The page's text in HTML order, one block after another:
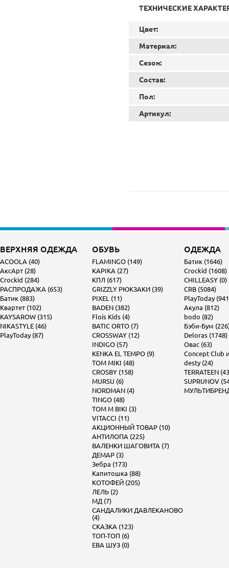
ТЕХНИЧЕСКИЕ
Цвет:
Материал:
Сезон:
Состав:
Пол:
Артикул:
ВЕРХНЯЯ ОДЕЖДА
ACOOLA (40)
АксАрт (28)
Crockid (284)
РАСПРОДАЖА (653)
Батик (883)
Квартет (102)
KAYSAROW (315)
NIKASTYLE (46)
PlayToday (87)
ОБУВЬ
FLAMINGO (149)
KAPIKA (27)
КПЛ (617)
GRIZZLY РЮКЗАКИ (39)
PIXEL (11)
BADEN (382)
Flois Kids (4)
BATIC ORTO (7)
CROSSWAY (12)
INDIGO (57)
KENKA EL TEMPO (9)
TOM MIKI (48)
CROSBY (158)
MURSU (6)
NORDMAN (4)
TINGO (48)
TOM M BIKI (3)
VITACCI (11)
АКЦИОННЫЙ ТОВАР (10)
АНТИЛОПА (225)
ВАЛЕНКИ ШАГОВИТА (7)
ДЕМАР (3)
Зебра (173)
Капитошка (88)
КОТОФЕЙ (205)
ЛЕЛЬ (2)
МД (7)
САНДАЛИКИ ДАВЛЕКАНОВО
(4)
СКАЗКА (123)
ТОП-ТОП (6)
ЕВА ШУЗ (0)
ОДЕЖДА
Батик (1646)
Crockid (1608)
CHILLEASY (0)
CRB (5084)
PlayToday
Акула (812)
bodo (82)
Бэби-Бум
Deloras (1748)
Овас (63)
Concept Club
desty (24)
TERRATEEN
SUPRUNOV